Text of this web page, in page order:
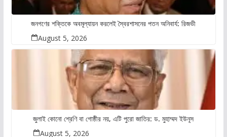
জনগণের শক্তিকে অবমূল্যায়ন করলেই স্বৈরশাসনের পতন অনিবার্য: রিজভী
August 5, 2026
জুলাই কোনো শ্রেণি বা গোষ্ঠীর নয়, এটি পুরো জাতির: ড. মুহাম্মদ ইউনূস
August 5, 2026